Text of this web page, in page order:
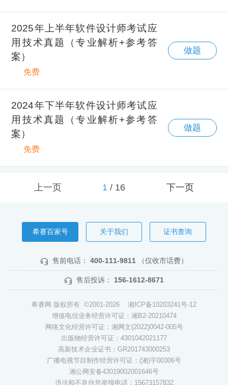
2025年上半年软件设计师考试应
用技术真题（专业解析+参考答
案）
免费
做题
2024年下半年软件设计师考试应
用技术真题（专业解析+参考答
案）
免费
做题
上一页 1/ 16 下一页
希赛百家号 关于我们 证书查询
售前电话： 400-111-9811 （仅收市话费）
售后投诉： 156-1612-8671
希赛网 版权所有 ©2001-2026 湘ICP备10203241号-12
增值电信业务经营许可证：湘B2-20210474
网络文化经营许可证：湘网文(2022)0042-005号
出版物经营许可证：4301042021177
高新技术企业证书：GR201743000253
广播电视节目制作经营许可证：(湘)字00306号
湘公网安备43019002001646号
违法和不良信息举报电话：15673157832